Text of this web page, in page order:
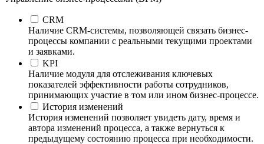
CRM
Наличие CRM-системы, позволяющей связать бизнес-
процессы компании с реальными текущими проектами
и заявками.
KPI
Наличие модуля для отслеживания ключевых
показателей эффективности работы сотрудников,
принимающих участие в том или ином бизнес-процессе.
История изменений
История изменений позволяет увидеть дату, время и
автора изменений процесса, а также вернуться к
предыдущему состоянию процесса при необходимости.